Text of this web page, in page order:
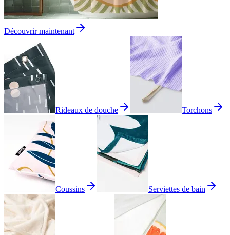
Découvrir maintenant
Rideaux de douche Torchons
Coussins Serviettes de bain